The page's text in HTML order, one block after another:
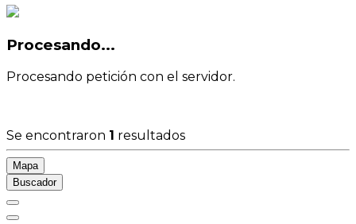
Procesando...
Procesando petición con el servidor.
Se encontraron 1 resultados
Mapa
Buscador